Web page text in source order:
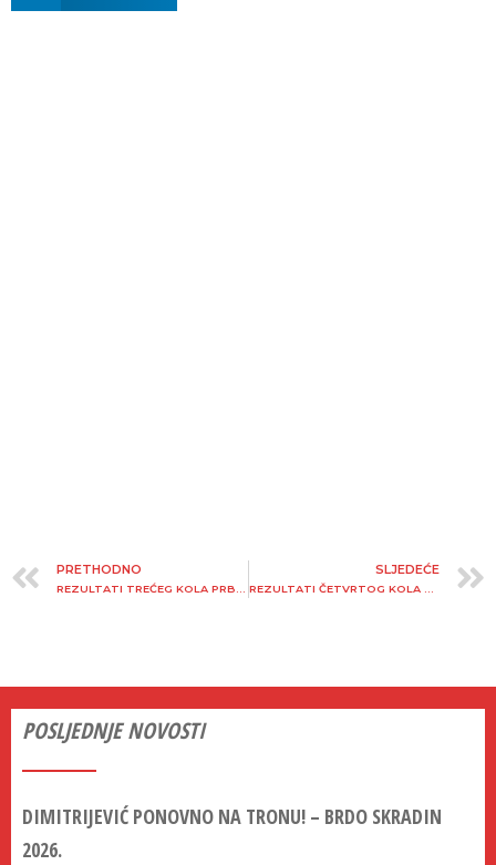
PRETHODNO
REZULTATI TREĆEG KOLA PRBU-A – MALČAKA 2025.
SLJEDEĆE
REZULTATI ČETVRTOG KOLA PRBU-A – SLJEME 2025.
POSLJEDNJE NOVOSTI
DIMITRIJEVIĆ PONOVNO NA TRONU! – BRDO SKRADIN
2026.